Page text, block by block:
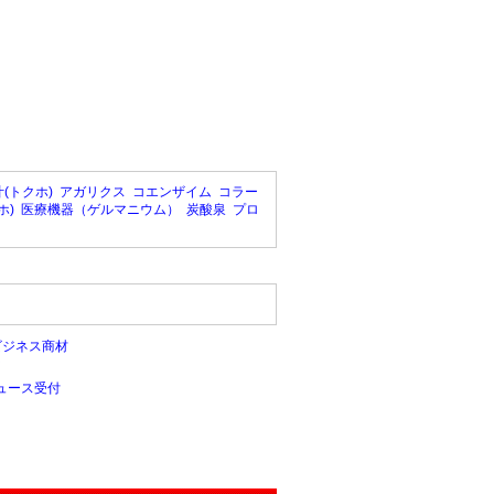
(トクホ) アガリクス コエンザイム コラー
) 医療機器（ゲルマニウム） 炭酸泉 プロ
ジネス商材
ース受付